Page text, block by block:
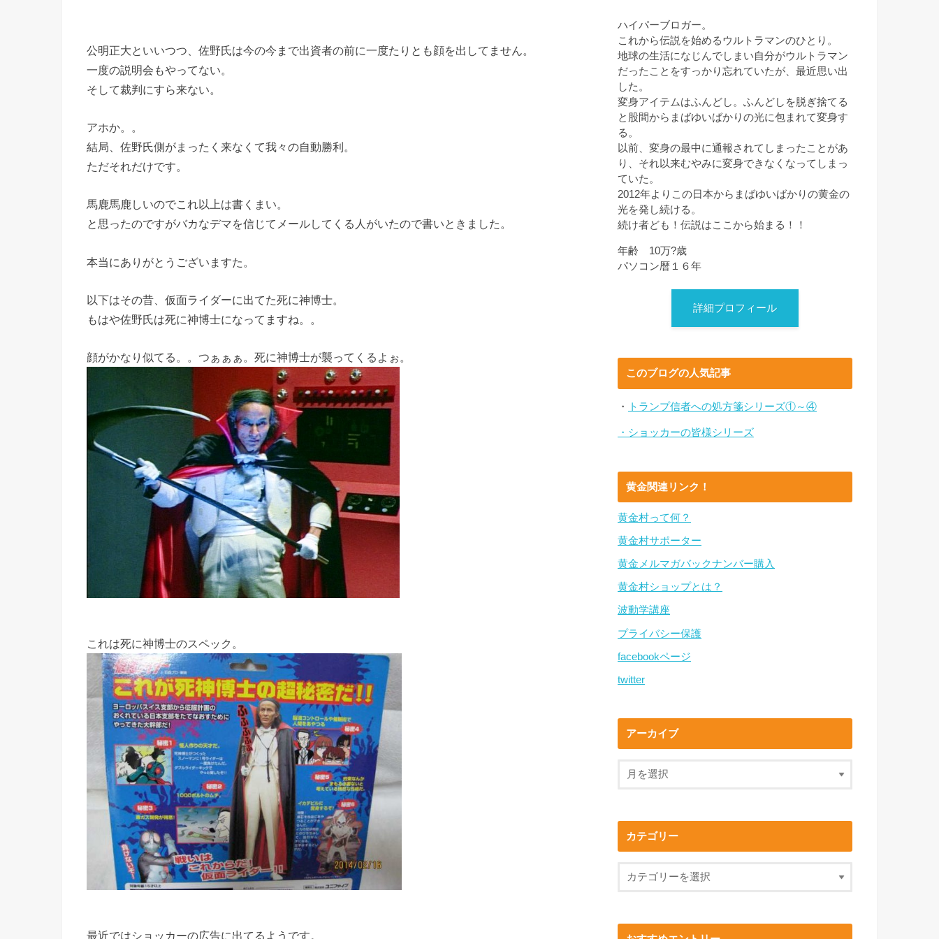
公明正大といいつつ、佐野氏は今の今まで出資者の前に一度たりとも顔を出してません。
一度の説明会もやってない。
そして裁判にすら来ない。
アホか。。
結局、佐野氏側がまったく来なくて我々の自動勝利。
ただそれだけです。
馬鹿馬鹿しいのでこれ以上は書くまい。
と思ったのですがバカなデマを信じてメールしてくる人がいたので書いときました。
本当にありがとうございますた。
以下はその昔、仮面ライダーに出てた死に神博士。
もはや佐野氏は死に神博士になってますね。。
顔がかなり似てる。。つぁぁぁ。死に神博士が襲ってくるよぉ。
これは死に神博士のスペック。
最近ではショッカーの広告に出てるようです。
ハイパーブロガー。
これから伝説を始めるウルトラマンのひとり。
地球の生活になじんでしまい自分がウルトラマン
だったことをすっかり忘れていたが、最近思い出
した。
変身アイテムはふんどし。ふんどしを脱ぎ捨てる
と股間からまばゆいばかりの光に包まれて変身す
る。
以前、変身の最中に通報されてしまったことがあ
り、それ以来むやみに変身できなくなってしまっ
ていた。
2012年よりこの日本からまばゆいばかりの黄金の
光を発し続ける。
続け者ども！伝説はここから始まる！！
年齢 10万?歳
パソコン暦１６年
詳細プロフィール
このブログの人気記事
・ トランプ信者への処方箋シリーズ①～④
・ショッカーの皆様シリーズ
黄金関連リンク！
黄金村って何？
黄金村サポーター
黄金メルマガバックナンバー購入
黄金村ショップとは？
波動学講座
プライバシー保護
facebookページ
twitter
アーカイブ
カテゴリー